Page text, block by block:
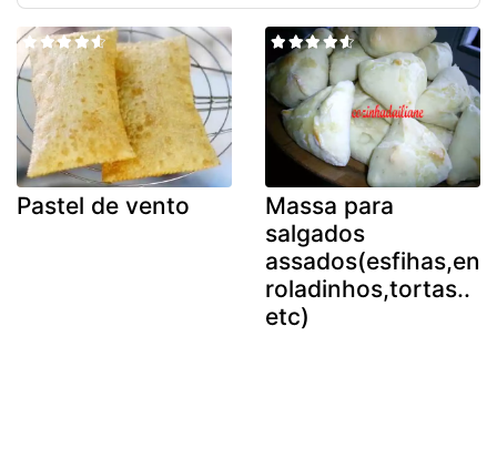
Pastel de vento
Massa para
salgados
assados(esfihas,en
roladinhos,tortas..
etc)